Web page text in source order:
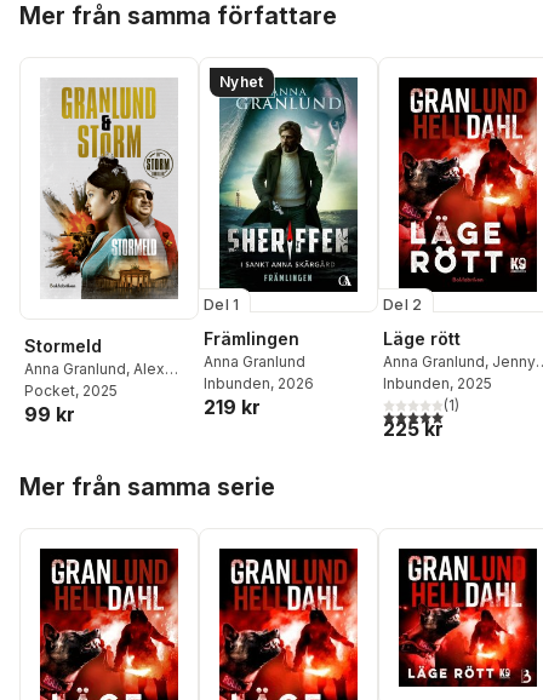
Mer från samma författare
Stormeld
Anna Granlund, Alex
Storm
Pocket, 2025
99 kr
Nyhet
Del 1
Främlingen
Anna Granlund
Inbunden, 2026
219 kr
Del 2
Läge rött
Anna Granlund, Jenny
Helldahl
Inbunden, 2025
5,0utav 5 stjärnor.
(1)
225 kr
Mer från samma serie